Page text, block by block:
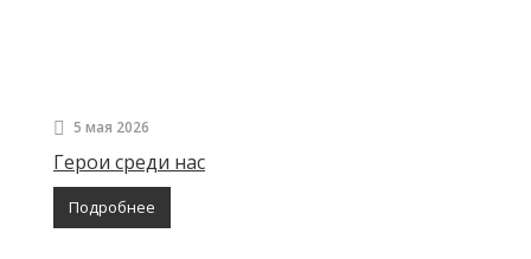
5 мая 2026
Герои среди нас
Подробнее